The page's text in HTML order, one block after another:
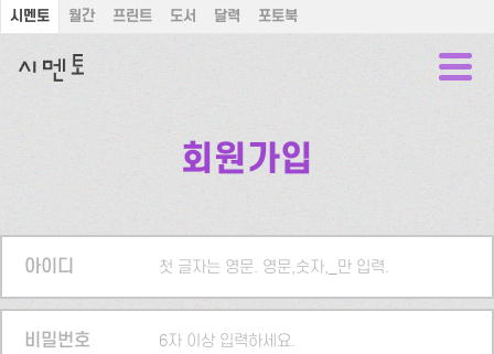
시멘토 월간 프린트 도서 달력 포토북
회원가입
아이디 첫 글자는 영문. 영문,숫자,_만 입력.
비밀번호 6자 이상 입력하세요.